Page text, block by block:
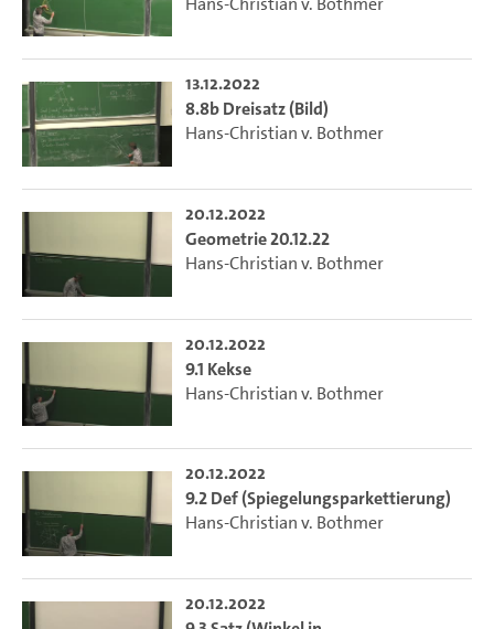
13.12.2022
8.8b Dreisatz (Bild)
Hans-Christian v. Bothmer
20.12.2022
Geometrie 20.12.22
Hans-Christian v. Bothmer
20.12.2022
9.1 Kekse
Hans-Christian v. Bothmer
20.12.2022
9.2 Def (Spiegelungsparkettierung)
Hans-Christian v. Bothmer
20.12.2022